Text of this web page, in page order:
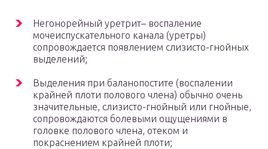
Негонорейный уретрит– воспаление
мочеиспускательного канала (уретры)
сопровождается появлением слизисто-гнойных
выделений;
Выделения при баланопостите (воспалении
крайней плоти полового члена) обычно очень
значительные, слизисто-гнойный или гнойные,
сопровождаются болевыми ощущениями в
головке полового члена, отеком и
покраснением крайней плоти;